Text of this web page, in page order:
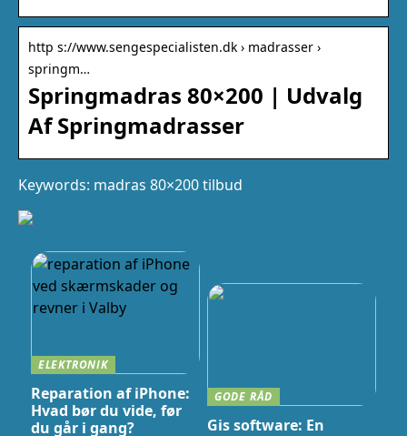
http s://www.sengespecialisten.dk › madrasser ›
springm…
Springmadras 80×200 | Udvalg
Af Springmadrasser
Keywords: madras 80×200 tilbud
ELEKTRONIK
Reparation af iPhone:
Hvad bør du vide, før
du går i gang?
GODE RÅD
Gis software: En